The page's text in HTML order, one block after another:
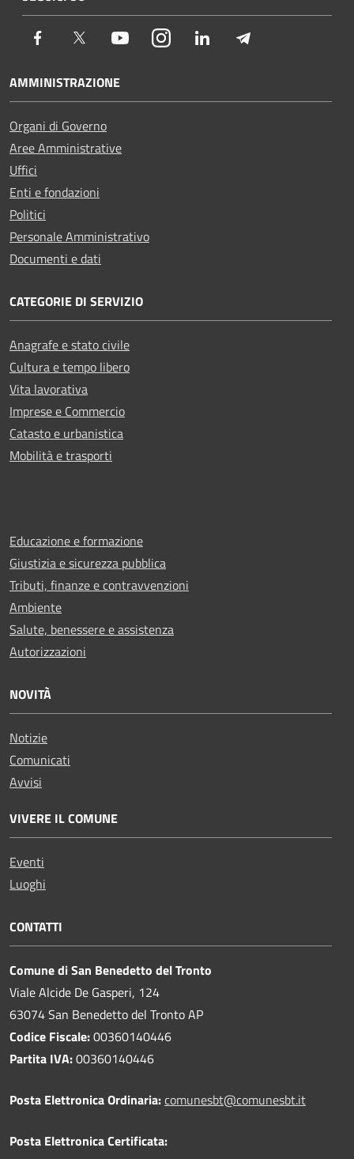
Facebook Twitter YoutubeInstagramLinkedIn
AMMINISTRAZIONE
Organi di Governo
Aree Amministrative
Uffici
Enti e fondazioni
Politici
Personale Amministrativo
Documenti e dati
CATEGORIE DI SERVIZIO
Anagrafe e stato civile
Cultura e tempo libero
Vita lavorativa
Imprese e Commercio
Catasto e urbanistica
Mobilità e trasporti
Educazione e formazione
Giustizia e sicurezza pubblica
Tributi, finanze e contravvenzioni
Ambiente
Salute, benessere e assistenza
Autorizzazioni
NOVITÀ
Notizie
Comunicati
Avvisi
VIVERE IL COMUNE
Eventi
Luoghi
CONTATTI
Comune di San Benedetto del Tronto
Viale Alcide De Gasperi, 124
63074 San Benedetto del Tronto AP
Codice Fiscale:00360140446
Partita IVA:00360140446
Posta Elettronica Ordinaria:comunesbt@comunesbt.it
Posta Elettronica Certificata: